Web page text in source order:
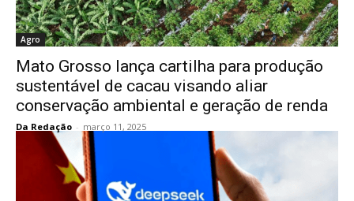
Agro
Mato Grosso lança cartilha para produção
sustentável de cacau visando aliar
conservação ambiental e geração de renda
Da Redação - março 11, 2025